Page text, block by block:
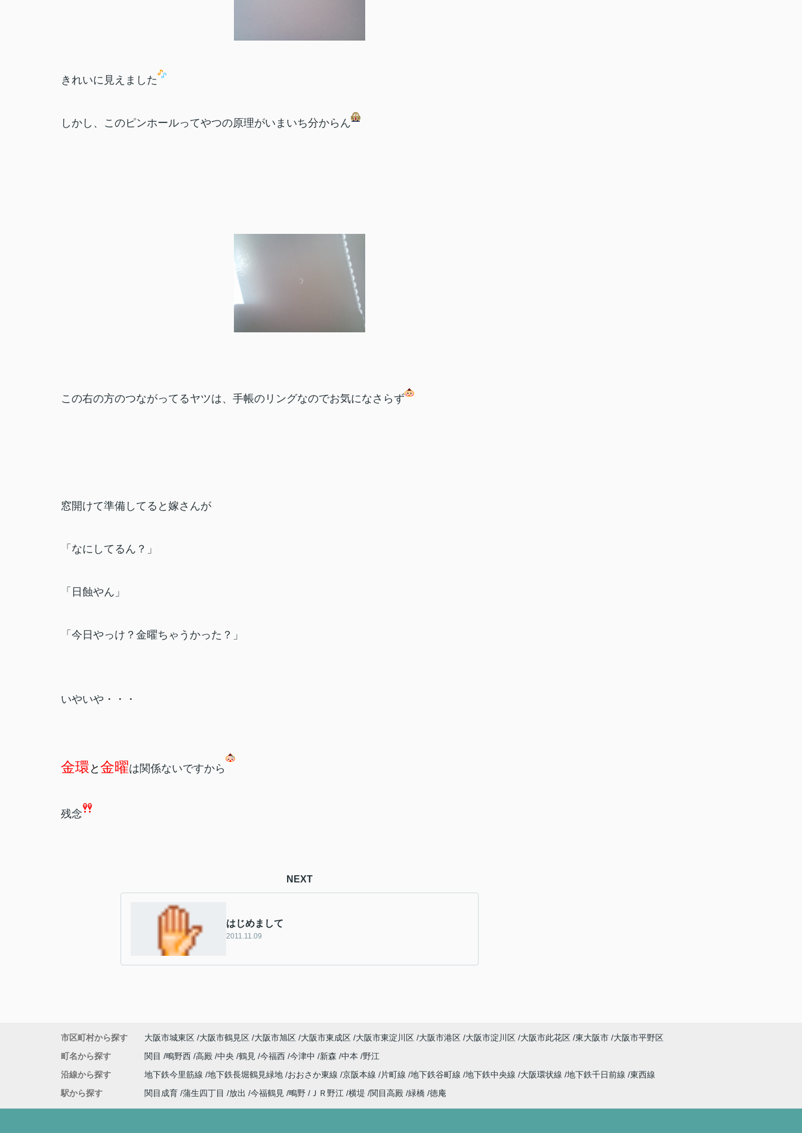
きれいに見えました
しかし、このピンホールってやつの原理がいまいち分からん
この右の方のつながってるヤツは、手帳のリングなのでお気になさらず
窓開けて準備してると嫁さんが
「なにしてるん？」
「日蝕やん」
「今日やっけ？金曜ちゃうかった？」
いやいや・・・
金環 と 金曜は関係ないですから
残念
NEXT
はじめまして
2011.11.09
市区町村から探す 大阪市城東区 大阪市鶴見区 大阪市旭区 大阪市東成区 大阪市東淀川区 大阪市港区 大阪市淀川区 大阪市此花区 東大阪市 大阪市平野区
町名から探す
関目 鴫野西 高殿 中央 鶴見 今福西 今津中 新森 中本
野江
沿線から探す
地下鉄今里筋線 地下鉄長堀鶴見緑地 おおさか東線 京阪本線 片町線 地下鉄谷町線 地下鉄中央線 大阪環状線 地下鉄千日前線 東西線
駅から探す
関目成育 蒲生四丁目 放出 今福鶴見 鴫野 ＪＲ野江 横堤 関目高殿 緑橋 徳庵